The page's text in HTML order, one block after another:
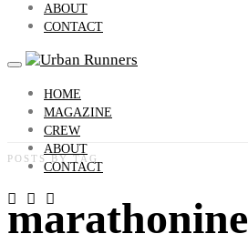
ABOUT
CONTACT
HOME
MAGAZINE
CREW
ABOUT
CONTACT
POSTS BY TAG
marathonine